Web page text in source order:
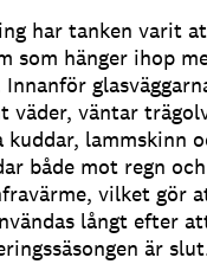
har tanken varit
som hänger ihop
Innanför
väder, väntar
kuddar, lammskinn
både mot regn
vilket gör
långt efter
är slut